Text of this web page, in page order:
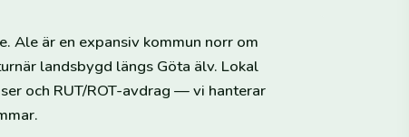
Ale är en expansiv kommun norr om
landsbygd längs Göta älv. Lokal
och RUT/ROT-avdrag — vi hanterar